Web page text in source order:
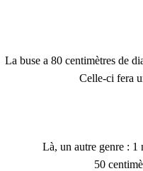
La buse a 80 centimètres de
Celle-ci fera
Là, un autre genre : 1
50